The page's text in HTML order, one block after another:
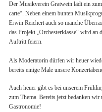
Der Musikverein Gratwein lädt ein
carte“. Neben einem bunten
Erwin Reichert auch so manche
das Projekt „Orchesterklasse“ wird an
Auftritt feiern.
Als Moderatorin dürfen wir heuer
bereits einige Male unsere
Auch heuer gibt es bei unserem
zum Thema. Bereits jetzt bedanken
Gastronomie!